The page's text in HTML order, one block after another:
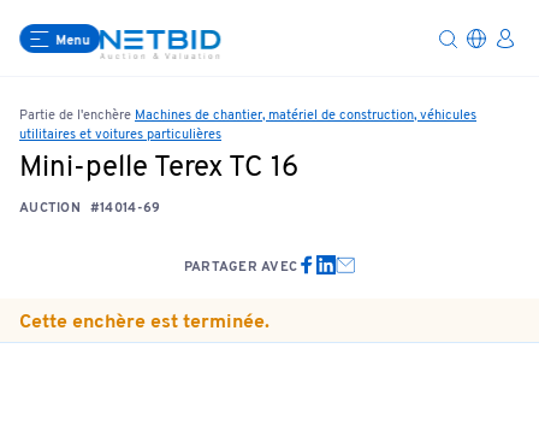
Menu
Partie de l'enchère Machines de chantier, matériel de construction, véhicules
utilitaires et voitures particulières
Mini-pelle Terex TC 16
AUCTION #14014-69
PARTAGER AVEC
Cette enchère est terminée.